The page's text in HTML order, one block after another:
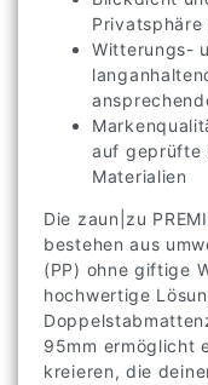
Witterungs-
auf geprüfte
Materialien
Die zaun|zu
bestehen aus
(PP) ohne giftige
hochwertige
95mm ermöglicht
kreieren, die